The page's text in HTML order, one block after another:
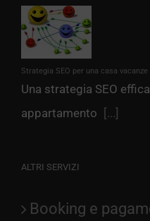
Strategia SEO per una casa
Una strategia SEO
appartamento
[...]
ALTRI SERVIZI
Booking e